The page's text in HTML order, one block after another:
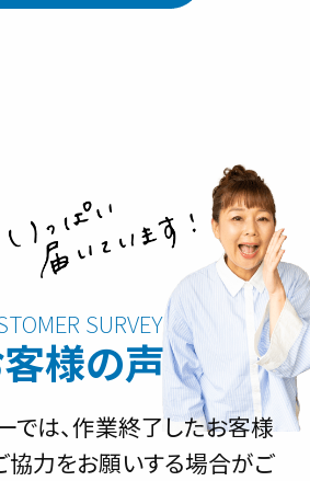
様の声
では、作業終了したお客様
協力をお願いする場合がご